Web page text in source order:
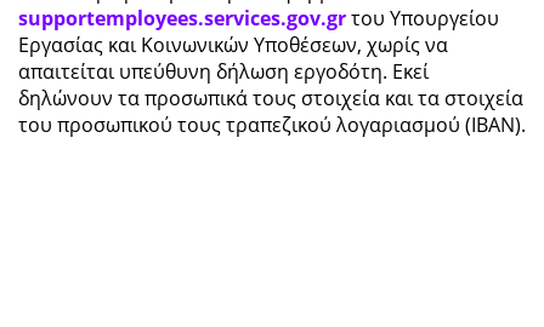
supportemployees.services.gov.grτου Υπουργείου
Εργασίας και Κοινωνικών Υποθέσεων, χωρίς να
απαιτείται υπεύθυνη δήλωση εργοδότη. Εκεί
δηλώνουν τα προσωπικά τους στοιχεία και τα στοιχεία
του προσωπικού τους τραπεζικού λογαριασμού (ΙΒΑΝ).